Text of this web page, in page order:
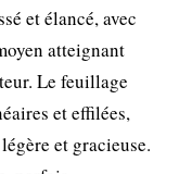
et élancé, avec
atteignant
Le feuillage
et effilées,
et gracieuse.